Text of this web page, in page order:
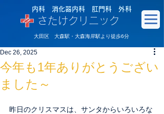
内科 消化器内科 肛門科 外科
さたけクリニック
大田区 大森駅・大森海岸駅より徒歩6分
今年も1年ありがとうござい
ました～
Dec 26, 2025
昨日のクリスマスは、サンタからいろいろな